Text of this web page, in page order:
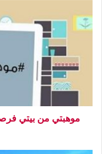
موهبتي من بيتي